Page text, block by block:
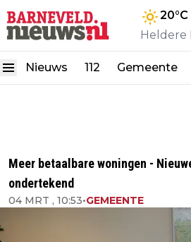
20°C
Heldere
Nieuws 112 Gemeente
Meer betaalbare woningen -
ondertekend
04 MRT , 10:53•GEMEENTE